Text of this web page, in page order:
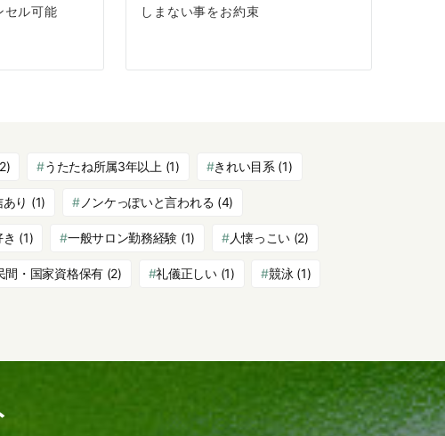
セル可能
しまない事をお約束
うたたね所属3年以上 (1) きれい目系 (1)
り (1) ノンケっぽいと言われる (4)
(1) 一般サロン勤務経験 (1) 人懐っこい (2)
間・国家資格保有(2) 礼儀正しい(1) 競泳 (1)